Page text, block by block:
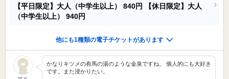
【平日限定】大人（中学生以上） 840円
【休日限定】大人
（中学生以上） 940円
他にも1種類の電子チケットがあります
かなりキツメの有馬の湯のような金泉ですね。 個人的にも大好き
です。また浸かりたい。